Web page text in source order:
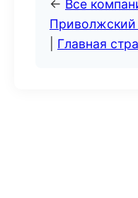
← Все
Приволжский
Главная